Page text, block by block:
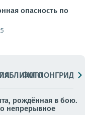
опасность по
ПАБЛИКИ
ФОТОЛОНГРИДЫ
рождённая в бою.
непрерывное